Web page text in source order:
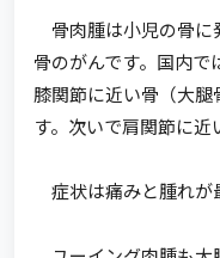
骨肉腫は小児の骨に
骨のがんです。国内で
膝関節に近い骨（大
す。次いで肩関節に近
症状は痛みと腫れが